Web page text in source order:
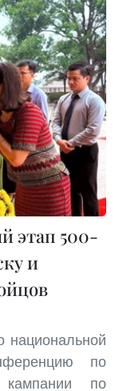
этап 500-
и
национальной
по
кампании по